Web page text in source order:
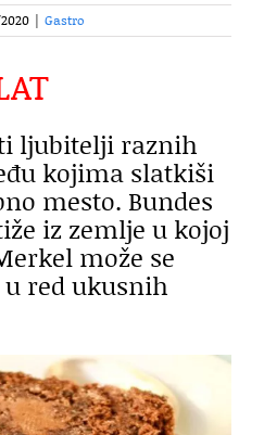
Gastro
ljubitelji raznih
kojima slatkiši
mesto. Bundes
iz zemlje u kojoj
može se
red ukusnih